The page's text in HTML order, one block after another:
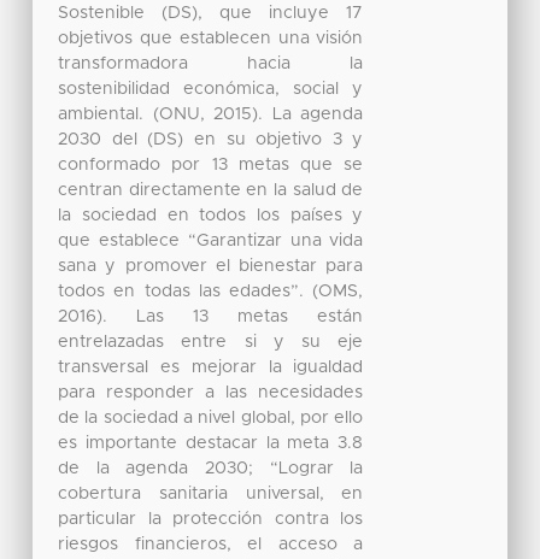
Sostenible (DS), que incluye 17
objetivos que establecen una visión
transformadora hacia la
sostenibilidad económica, social y
ambiental. (ONU, 2015). La agenda
2030 del (DS) en su objetivo 3 y
conformado por 13 metas que se
centran directamente en la salud de
la sociedad en todos los países y
que establece “Garantizar una vida
sana y promover el bienestar para
todos en todas las edades”. (OMS,
2016). Las 13 metas están
entrelazadas entre si y su eje
transversal es mejorar la igualdad
para responder a las necesidades
de la sociedad a nivel global, por ello
es importante destacar la meta 3.8
de la agenda 2030; “Lograr la
cobertura sanitaria universal, en
particular la protección contra los
riesgos financieros, el acceso a